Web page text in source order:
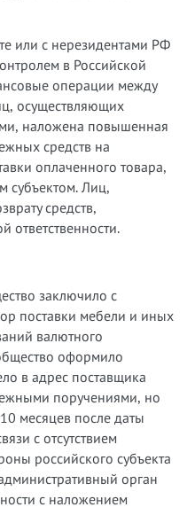
или с нерезидентами РФ
в Российской
операции между
осуществляющих
наложена повышенная
средств на
оплаченного товара,
субъектом. Лиц,
средств,
ответственности.
заключило с
поставки мебели и иных
валютного
оформило
в адрес поставщика
поручениями, но
месяцев после даты
с отсутствием
российского субъекта
орган
с наложением